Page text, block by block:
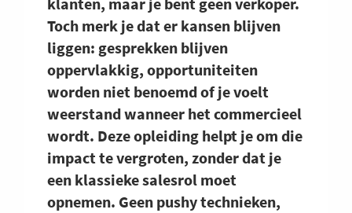
Toch merk je dat er kansen blijven
liggen: gesprekken blijven
oppervlakkig, opportuniteiten
worden niet benoemd of je voelt
weerstand wanneer het commercieel
wordt. Deze opleiding helpt je om die
impact te vergroten, zonder dat je
een klassieke salesrol moet
opnemen. Geen pushy technieken,